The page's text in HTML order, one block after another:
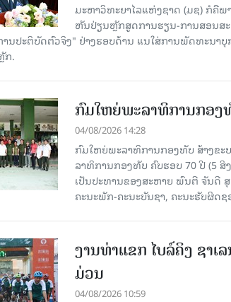
ມະຫາວິທະຍາໄລແຫ່ງຊາດ (ມຊ) ກໍຄື
ຫັນປ່ຽນຫຼັກສູດການຮຽນ-ການສອນສ
ານປະຕິບັດຕົວຈິງ" ຢ່າງຮອບດ້ານ ແນໃສ່ການພັດທະນ
ກ.
ກົມໃຫຍ່ພະລາທິການກອງ
04/08/2026 14:28
ກົມໃຫຍ່ພະລາທິການກອງທັບ ສ້າງຂ
ລາທິການກອງທັບ ຄົບຮອບ 70 ປີ (5 ສິ
ເປັນປະທານຂອງສະຫາຍ ພົນຕີ ຈັນດີ
ຄະນະພັກ-ຄະນະບັນຊາ, ຄະນະຮັບຜິດ
ງານທ່າແຂກ ໄບລ໌ຄິງ ຊາ
ມ່ວນ
04/08/2026 10:59